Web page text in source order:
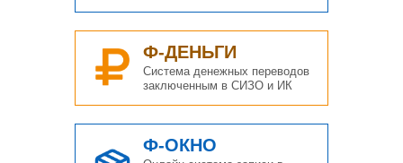
Ф-ДЕНЬГИ
Система денежных переводов
заключенным в СИЗО и ИК
Ф-ОКНО